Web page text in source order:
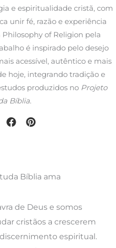
e espiritualidade cristã, com
unir fé, razão e experiência
of Religion pela
é inspirado pelo desejo
acessível, autêntico e mais
hoje, integrando tradição e
produzidos no Projeto
Bíblia.
Bíblia ama
de Deus e somos
cristãos a crescerem
espiritual.